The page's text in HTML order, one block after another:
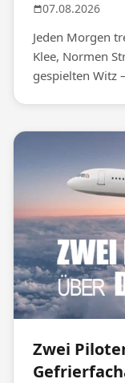
07.08.2026
Jeden Morgen
Klee, Normen
gespielten Witz
Zwei